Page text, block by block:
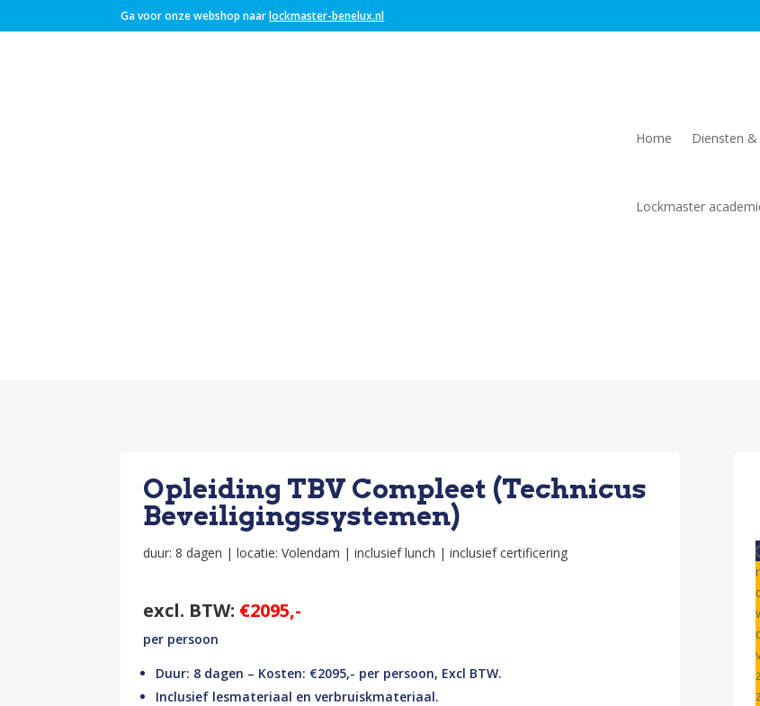
Ga voor onze webshop naarlockmaster-benelux.nl
Home Diensten
Lockmaster
Opleiding TBV Compleet (Technicus
Beveiligingssystemen)
duur: 8 dagen | locatie: Volendam | inclusief lunch | inclusief certificering
excl. BTW: €2095,-
per persoon
Duur: 8 dagen – Kosten: €2095,- per persoon, Excl BTW.
Inclusief lesmateriaal en verbruiskmateriaal.